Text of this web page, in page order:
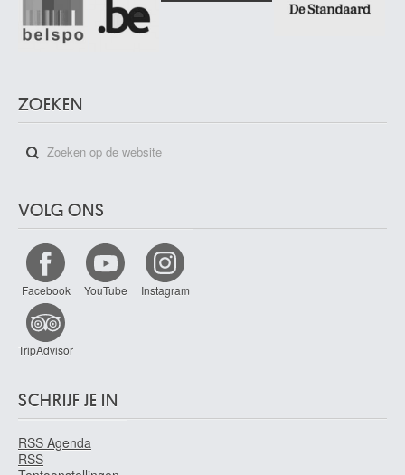
ZOEKEN
VOLG ONS
Facebook YouTube Instagram
TripAdvisor
SCHRIJF JE IN
RSS Agenda
RSS